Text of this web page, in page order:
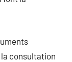
la consultation